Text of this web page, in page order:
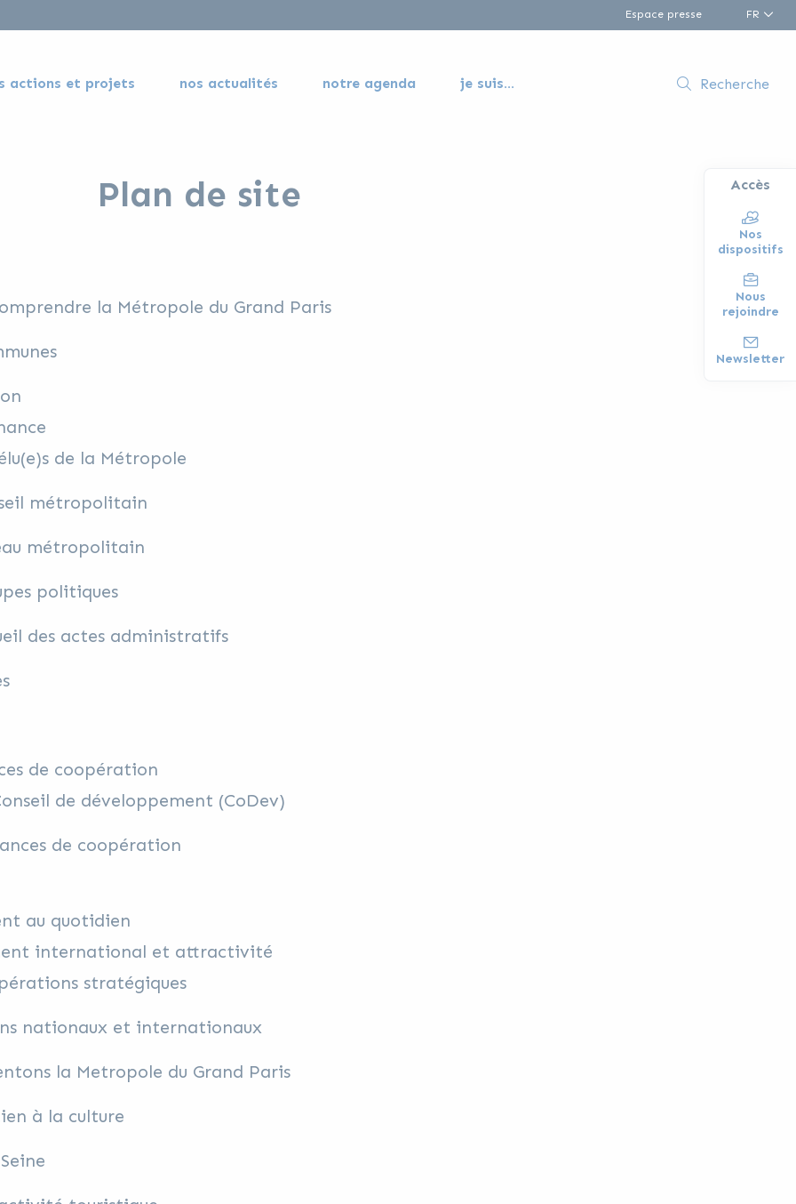
Espace presse FR
actions et projets nos actualités notre agenda je suis... Recherche
Accès
Nos
dispositifs
Nous
rejoindre
Newsletter
Plan de site
la Métropole du Grand Paris
de la Métropole
métropolitain
métropolitain
politiques
des actes administratifs
de coopération
de développement (CoDev)
de coopération
au quotidien
international et attractivité
stratégiques
nationaux et internationaux
la Metropole du Grand Paris
à la culture